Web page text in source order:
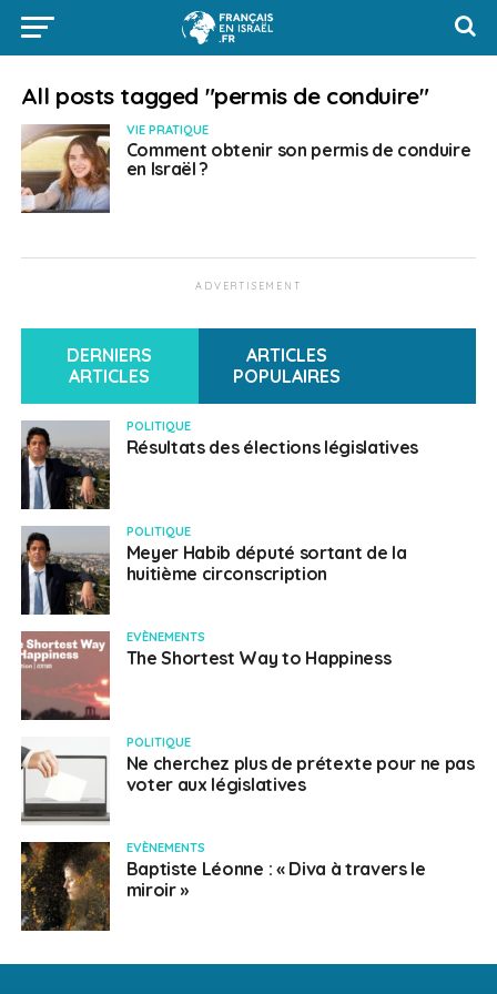
All posts tagged "permis de conduire"
VIE PRATIQUE
Comment obtenir son permis de conduire
en Israël ?
ADVERTISEMENT
DERNIERS
ARTICLES
ARTICLES
POPULAIRES
POLITIQUE
Résultats des élections législatives
POLITIQUE
Meyer Habib député sortant de la
huitième circonscription
EVÈNEMENTS
The Shortest Way to Happiness
POLITIQUE
Ne cherchez plus de prétexte pour ne pas
voter aux législatives
EVÈNEMENTS
Baptiste Léonne : « Diva à travers le
miroir »